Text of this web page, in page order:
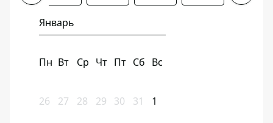
Январь
Пн Вт Ср Чт Пт Сб Вс
26 27 28 29 30 31 1